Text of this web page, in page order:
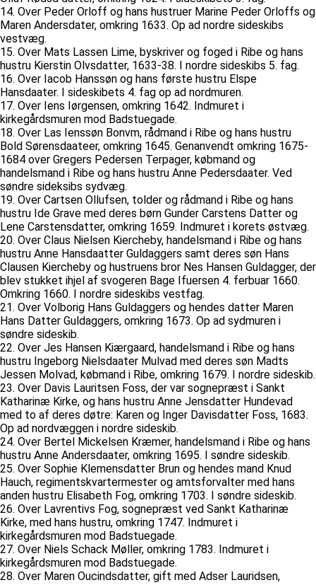
14. Over Peder Orloff og hans hustruer Marine Peder Orloffs og
Maren Andersdater, omkring 1633. Op ad nordre sideskibs
vestvæg.
15. Over Mats Lassen Lime, byskriver og foged i Ribe og hans
hustru Kierstin Olvsdatter, 1633-38. I nordre sideskibs 5. fag.
16. Over Iacob Hanssøn og hans første hustru Elspe
Hansdaater. I sideskibets 4. fag op ad nordmuren.
17. Over Iens Iørgensen, omkring 1642. Indmuret i
kirkegårdsmuren mod Badstuegade.
18. Over Las Ienssøn Bonvm, rådmand i Ribe og hans hustru
Bold Sørensdaateer, omkring 1645. Genanvendt omkring 1675-
1684 over Gregers Pedersen Terpager, købmand og
handelsmand i Ribe og hans hustru Anne Pedersdaater. Ved
søndre sideksibs sydvæg.
19. Over Cartsen Ollufsen, tolder og rådmand i Ribe og hans
hustru Ide Grave med deres børn Gunder Carstens Datter og
Lene Carstensdatter, omkring 1659. Indmuret i korets østvæg.
20. Over Claus Nielsen Kiercheby, handelsmand i Ribe og hans
hustru Anne Hansdaatter Guldaggers samt deres søn Hans
Clausen Kiercheby og hustruens bror Nes Hansen Guldagger, der
blev stukket ihjel af svogeren Bage Ifuersen 4. ferbuar 1660.
Omkring 1660. I nordre sideskibs vestfag.
21. Over Volborig Hans Guldaggers og hendes datter Maren
Hans Datter Guldaggers, omkring 1673. Op ad sydmuren i
søndre sideskib.
22. Over Jes Hansen Kiærgaard, handelsmand i Ribe og hans
hustru Ingeborg Nielsdaater Mulvad med deres søn Madts
Jessen Molvad, købmand i Ribe, omkring 1679. I nordre sideskib.
23. Over Davis Lauritsen Foss, der var sognepræst i Sankt
Katharinæ Kirke, og hans hustru Anne Jensdatter Hundevad
med to af deres døtre: Karen og Inger Davisdatter Foss, 1683.
Op ad nordvæggen i nordre sideskib.
24. Over Bertel Mickelsen Kræmer, handelsmand i Ribe og hans
hustru Anne Andersdaater, omkring 1695. I søndre sideskib.
25. Over Sophie Klemensdatter Brun og hendes mand Knud
Hauch, regimentskvartermester og amtsforvalter med hans
anden hustru Elisabeth Fog, omkring 1703. I søndre sideskib.
26. Over Lavrentivs Fog, sognepræst ved Sankt Katharinæ
Kirke, med hans hustru, omkring 1747. Indmuret i
kirkegårdsmuren mod Badstuegade.
27. Over Niels Schack Møller, omkring 1783. Indmuret i
kirkegårdsmuren mod Badstuegade.
28. Over Maren Oucindsdatter, gift med Adser Lauridsen,